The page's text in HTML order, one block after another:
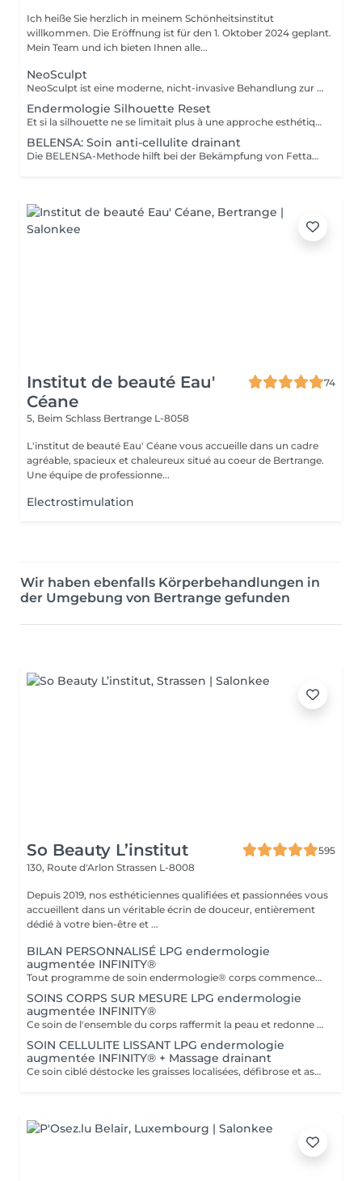
Ich heiße Sie herzlich in meinem Schönheitsinstitut
willkommen. Die Eröffnung ist für den 1. Oktober 2024 geplant.
Mein Team und ich bieten Ihnen alle...
NeoSculpt
NeoSculpt ist eine moderne, nicht-invasive Behandlung zur gezielten Körperformung, Muskelstärkung und Fettreduktion. Durch hochintensive elektromagnetische Impulse werden tiefe Muskelkontraktionen ausgelöst, die mit herkömmlichem Training kaum erreichbar sind. Eine Sitzung entspricht mehreren tausend effektiven Muskelkontraktionen und hilft dabei: Muskeln sichtbar zu definieren und aufzubauen Fett zu reduzieren die Körperkontur zu verbessern Die Behandlung ist schmerzfrei, sicher und erfordert keine Ausfallzeit. NeoSculpt eignet sich ideal für Bauch, Gesäß, Beine und Arme sowohl für Frauen als auch für Männer.
Endermologie Silhouette Reset
Et si la silhouette ne se limitait plus à une approche esthétique, mais s'envisageait à travers le prisme du bien-être global ? Avec Silhouette Reset, LPG® dévoile un nouveau soin signature endermologie® qui réinvente les codes de la minceur en intégrant pleinement les interactions corps-esprit. Conçu comme un véritable reset corporel, ce protocole de 55 minutes agit sur les tensions nerveuses, stimule les circulations et accompagne la libération des déséquilibres liés au stress, au sommeil et à la digestion. Dans un contexte où ces facteurs influencent directement l'harmonie corporelle, le soin vise à restaurer un fonctionnement physiologique plus fluide et équilibré. Au cur du protocole, la technologie CELLU M6 INFINITY® s'associe à un modelage manuel expert, créant une synergie entre stimulation mécanique de précision et approche sensorielle. Cette double action permet une prise en charge à la fois ciblée et globale des tissus et des volumes. Fruit de plus de 40 ans d'expertise, Silhouette Reset illustre l'émergence d'une nouvelle esthétique thérapeutique : une minceur qui n'est plus une finalité isolée, mais la conséquence visible d'un mieux-être profond et durable. Disponible exclusivement dans les centres équipés CELLU M6 INFINITY®, le nouveau soin Silhouette Reset est à découvrir dès maintenant.
BELENSA: Soin anti-cellulite drainant
Die BELENSA-Methode hilft bei der Bekämpfung von Fettablagerungen, insbesondere im Bauch-, Oberschenkel- und Hüftbereich, und glättet das Erscheinungsbild der Orangenhaut. Das beste Ergebnis wird bei der Behandlung erzielt (1-2 x pro Woche für 2-3 Wochen, dann 1 x pro Woche -> INSGESAMT 10 Sitzungen) und dann 1-2 x pro Monat zur Erhaltung.
Institut de beauté Eau'
Céane
74
5, Beim Schlass Bertrange L-8058
L'institut de beauté Eau' Céane vous accueille dans un cadre
agréable, spacieux et chaleureux situé au coeur de Bertrange.
Une équipe de professionne...
Electrostimulation
Wir haben ebenfalls Körperbehandlungen in
der Umgebung von Bertrange gefunden
So Beauty L’institut
595
130, Route d'Arlon Strassen L-8008
Depuis 2019, nos esthéticiennes qualifiées et passionnées vous
accueillent dans un véritable écrin de douceur, entièrement
dédié à votre bien-être et ...
BILAN PERSONNALISÉ LPG endermologie
augmentée INFINITY®
Tout programme de soin endermologie® corps commence par un bilan ultra-précis, avec l'application professionnelle ENDERMOLINK. Il se déroule en trois étapes clés : 1. Décryptage de votre mode de vie. 2. Analyse de votre peau. 3. Création de votre programme sur-mesure.
SOINS CORPS SUR MESURE LPG endermologie
augmentée INFINITY®
Ce soin de l'ensemble du corps raffermit la peau et redonne du galbe aux courbes pour retrouver une silhouette resculptée et plus ferme tout en procurant un grand moment de bien-être. DESTOCKE les graisses Grâce à la nouvelle tête de traitement brevetée Alliance, endermologie® permet de cibler et d'affiner les zones rebelles à lexercice et à l'hygiène alimentaire (bras, dos, ventre, taille, cuisses..) tout en s'adaptant précisément aux besoins de chaque peau. LISSE la cellulite La cellulite, qui touche 90 % des femmes même les plus minces et les plus sportives, résulte à la fois dun stockage de graisses dans les adipocytes (cellules graisseuses) et dune rétention d'eau tout autour. RAFFERMIT la peau Variations de poids, grossesses, temps qui passe la peau perd progressivement de sa tonicité et de sa souplesse. Même si ce relâchement cutané concerne tout le corps, certaines zones y sont plus sensibles : intérieur des cuisses, ventre, bras, etc
SOIN CELLULITE LISSANT LPG endermologie
augmentée INFINITY® + Massage drainant
Ce soin ciblé déstocke les graisses localisées, défibrose et assouplit les tissus pour traiter efficacement la cellulite adipeuse et fibreuse tout en procurant un grand moment de bien-être. 40 minutes LPG + 10 minutes de massage drainant/amincissant sur l'avant des jambes.